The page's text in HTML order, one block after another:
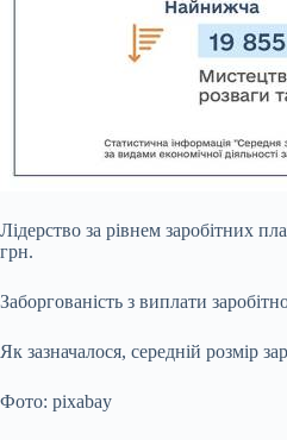
Лідерство за рівнем заробітних
грн.
Заборгованість з виплати
Як зазначалося, середній розмір
Фото: pixabay